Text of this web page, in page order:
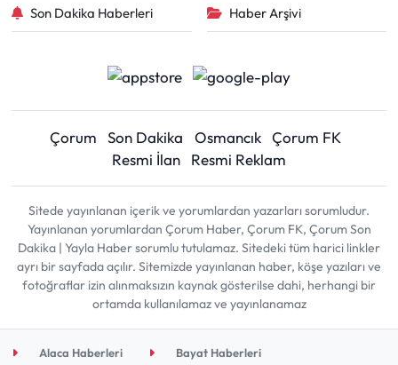
Son Dakika Haberleri Haber Arşivi
Çorum Son Dakika Osmancık Çorum FK
Resmi İlan
Resmi Reklam
Sitede yayınlanan içerik ve yorumlardan yazarları sorumludur.
Yayınlanan yorumlardan Çorum Haber, Çorum FK, Çorum Son
Dakika | Yayla Haber sorumlu tutulamaz. Sitedeki tüm harici linkler
ayrı bir sayfada açılır. Sitemizde yayınlanan haber, köşe yazıları ve
fotoğraflar izin alınmaksızın kaynak gösterilse dahi, herhangi bir
ortamda kullanılamaz ve yayınlanamaz
Alaca Haberleri
Bayat Haberleri